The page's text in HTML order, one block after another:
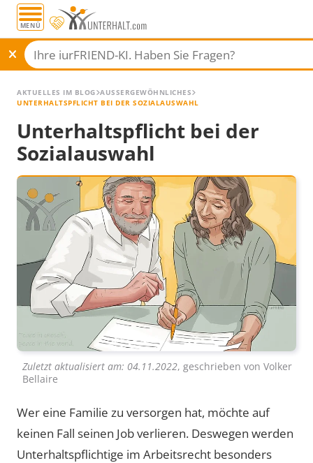
MENÜ
AKTUELLES IM BLOG AUSSERGEWÖHNLICHES
UNTERHALTSPFLICHT BEI DER SOZIALAUSWAHL
Unterhaltspflicht bei der
Sozialauswahl
Zuletzt aktualisiert am: 04.11.2022, geschrieben von Volker
Bellaire
Wer eine Familie zu versorgen hat, möchte auf
keinen Fall seinen Job verlieren. Deswegen werden
Unterhaltspflichtige im Arbeitsrecht besonders